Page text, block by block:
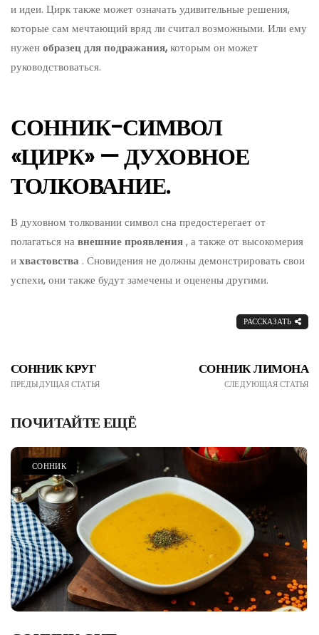
и идеи. Цирк также может означать удивительные решения,
которые сам мечтающий вряд ли считал возможными. Или ему
нуженобразец для подражания,которым он может
руководствоваться.
СОННИК-СИМВОЛ
«ЦИРК» — ДУХОВНОЕ
ТОЛКОВАНИЕ.
В духовном толковании символ сна предостерегает от
полагаться навнешние проявления, а также от высокомерия
ихвастовства . Сновидения не должны демонстрировать свои
успехи, они также будут замечены и оценены другими.
РАССКАЗАТЬ
СОННИК КРУГ
ПРЕДЫДУЩАЯ СТАТЬЯ
СОННИК ЛИМОНА
СЛЕДУЮЩАЯ СТАТЬЯ
ПОЧИТАЙТЕ ЕЩЁ
СОННИК